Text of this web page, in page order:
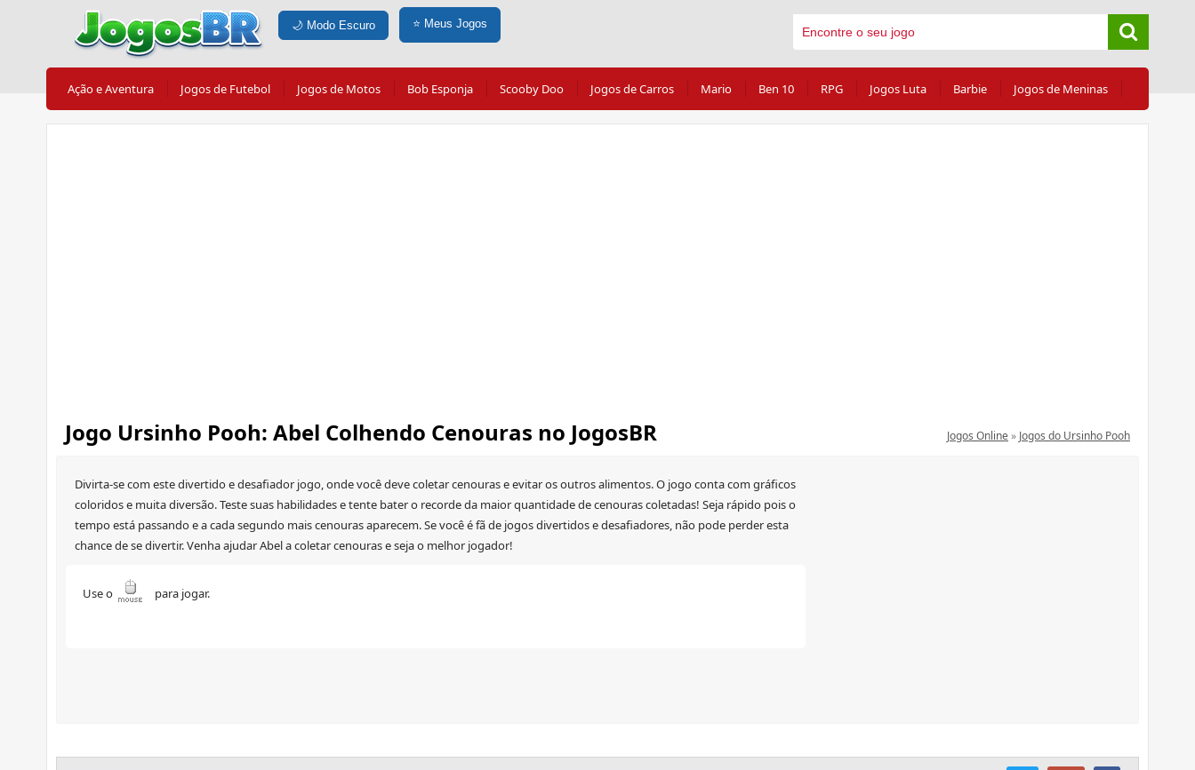
🌙 Modo Escuro ⭐ Meus Jogos
Ação e Aventura Jogos de Futebol Jogos de Motos Bob Esponja Scooby Doo Jogos de Carros Mario Ben 10 RPG Jogos Luta Barbie Jogos de Meninas
Jogo Ursinho Pooh: Abel Colhendo Cenouras no JogosBR Jogos Online» Jogos do Ursinho Pooh
Divirta-se com este divertido e desafiador jogo, onde você deve coletar cenouras e evitar os outros alimentos. O jogo conta com gráficos
coloridos e muita diversão. Teste suas habilidades e tente bater o recorde da maior quantidade de cenouras coletadas! Seja rápido pois o
tempo está passando e a cada segundo mais cenouras aparecem. Se você é fã de jogos divertidos e desafiadores, não pode perder esta
chance de se divertir. Venha ajudar Abel a coletar cenouras e seja o melhor jogador!
Use o para jogar.